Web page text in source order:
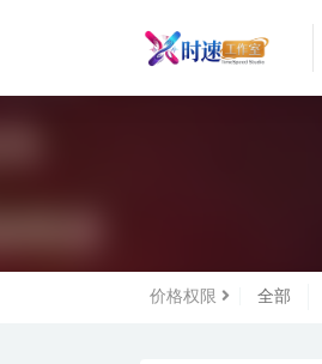
价格权限 全部